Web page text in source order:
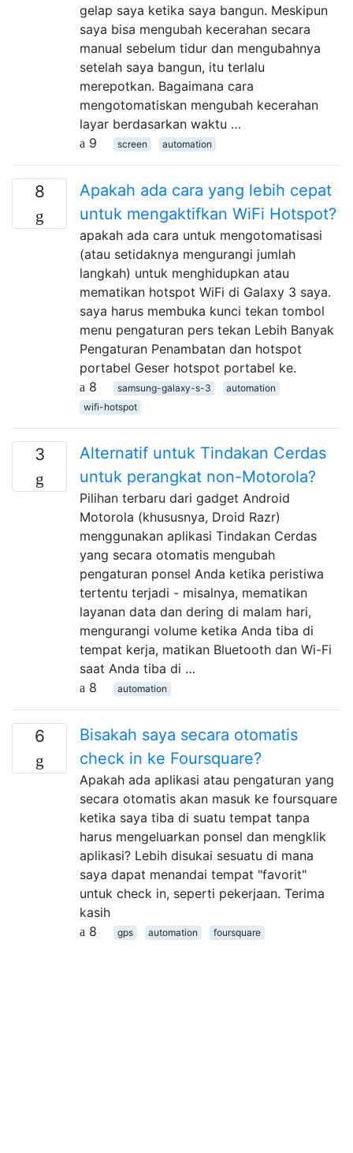
gelap saya ketika saya bangun. Meskipun
saya bisa mengubah kecerahan secara
manual sebelum tidur dan mengubahnya
setelah saya bangun, itu terlalu
merepotkan. Bagaimana cara
mengotomatiskan mengubah kecerahan
layar berdasarkan waktu …
9
screen automation
8
Apakah ada cara yang lebih cepat
untuk mengaktifkan WiFi Hotspot?
apakah ada cara untuk mengotomatisasi
(atau setidaknya mengurangi jumlah
langkah) untuk menghidupkan atau
mematikan hotspot WiFi di Galaxy 3 saya.
saya harus membuka kunci tekan tombol
menu pengaturan pers tekan Lebih Banyak
Pengaturan Penambatan dan hotspot
portabel Geser hotspot portabel ke.
8
samsung-galaxy-s-3
automation
wifi-hotspot
3
Alternatif untuk Tindakan Cerdas
untuk perangkat non-Motorola?
Pilihan terbaru dari gadget Android
Motorola (khususnya, Droid Razr)
menggunakan aplikasi Tindakan Cerdas
yang secara otomatis mengubah
pengaturan ponsel Anda ketika peristiwa
tertentu terjadi - misalnya, mematikan
layanan data dan dering di malam hari,
mengurangi volume ketika Anda tiba di
tempat kerja, matikan Bluetooth dan Wi-Fi
saat Anda tiba di …
8
automation
6
Bisakah saya secara otomatis
check in ke Foursquare?
Apakah ada aplikasi atau pengaturan yang
secara otomatis akan masuk ke foursquare
ketika saya tiba di suatu tempat tanpa
harus mengeluarkan ponsel dan mengklik
aplikasi? Lebih disukai sesuatu di mana
saya dapat menandai tempat "favorit"
untuk check in, seperti pekerjaan. Terima
kasih
8
gps automation foursquare